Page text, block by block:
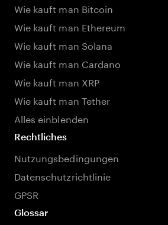
Wie kauft man Bitcoin
Wie kauft man Ethereum
Wie kauft man Solana
Wie kauft man Cardano
Wie kauft man XRP
Wie kauft man Tether
Alles einblenden
Rechtliches
Nutzungsbedingungen
Datenschutzrichtlinie
GPSR
Glossar